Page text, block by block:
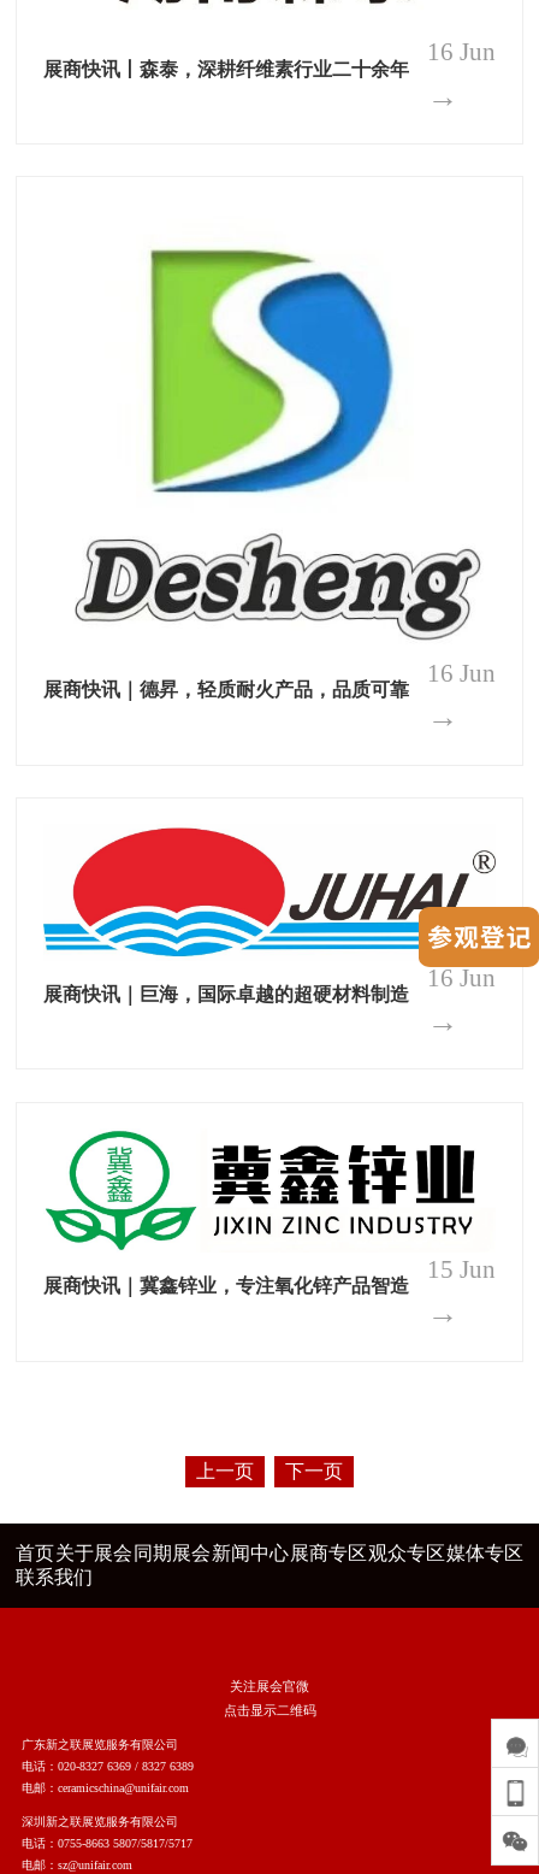
展商快讯丨森泰，深耕纤维素行业二十余年
16 Jun
→
展商快讯｜德昇，轻质耐火产品，品质可靠
16 Jun
→
展商快讯｜巨海，国际卓越的超硬材料制造
16 Jun
→
展商快讯｜冀鑫锌业，专注氧化锌产品智造
15 Jun
→
上一页 下一页
首页关于展会 同期展会新闻中心展商专区观众专区媒体专区
联系我们
关注展会官微
点击显示二维码
广东新之联展览服务有限公司
电话：020-8327 6369 / 8327 6389
电邮：ceramicschina@unifair.com
深圳新之联展览服务有限公司
电话：0755-8663 5807/5817/5717
电邮：sz@unifair.com